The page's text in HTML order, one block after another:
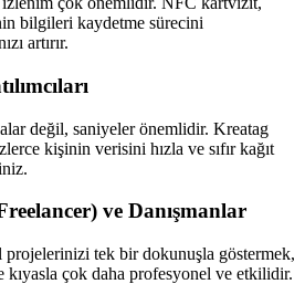
bilgileri kaydetme sürecini
artırır.
değil, saniyeler önemlidir. Kreatag
kişinin verisini hızla ve sıfır kağıt
ve Danışmanlar
tek bir dokunuşla göstermek,
kıyasla çok daha profesyonel ve etkilidir.